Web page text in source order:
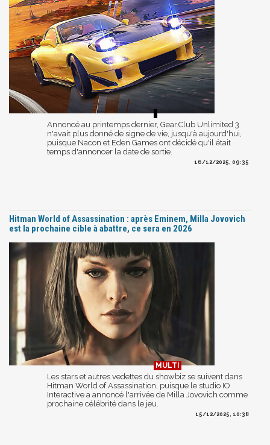
Annoncé au printemps dernier, Gear.Club Unlimited 3
n'avait plus donné de signe de vie, jusqu'à aujourd'hui,
puisque Nacon et Eden Games ont décidé qu'il était
temps d'annoncer la date de sortie.
16/12/2025, 09:35
Hitman World of Assassination : après Eminem, Milla Jovovich
est la prochaine cible à abattre, ce sera en 2026
Les stars et autres vedettes du showbiz se suivent dans
Hitman World of Assassination, puisque le studio IO
Interactive a annoncé l'arrivée de Milla Jovovich comme
prochaine célébrité dans le jeu.
15/12/2025, 10:38